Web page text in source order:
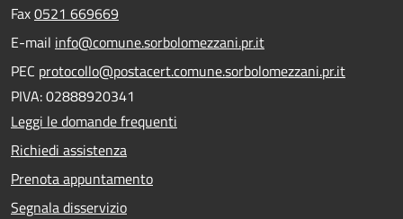
Fax0521 669669
E-mail info@comune.sorbolomezzani.pr.it
PEC protocollo@postacert.comune.sorbolomezzani.pr.it
PIVA: 02888920341
Leggi le domande frequenti
Richiedi assistenza
Prenota appuntamento
Segnala disservizio